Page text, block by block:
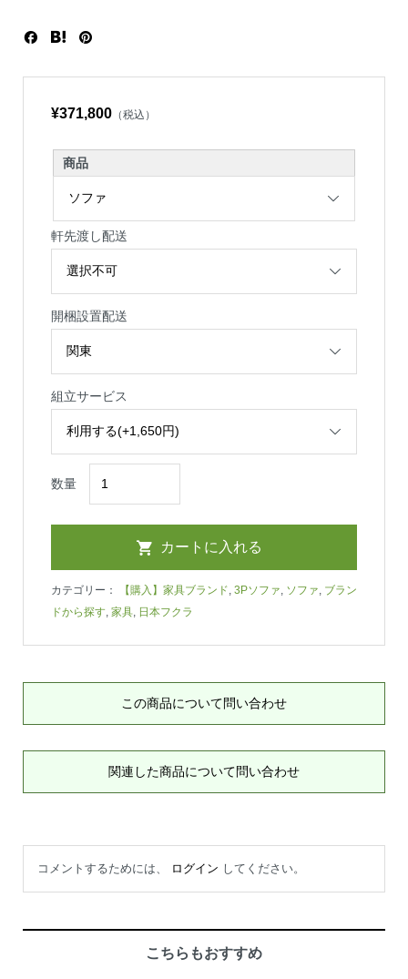
¥371,800（税込）
商品
軒先渡し配送
開梱設置配送
組立サービス
数量
カテゴリー： 【購入】家具ブランド, 3Pソファ, ソファ, ブラン
ドから探す, 家具, 日本フクラ
この商品について問い合わせ
関連した商品について問い合わせ
コメントするためには、 ログイン してください。
こちらもおすすめ